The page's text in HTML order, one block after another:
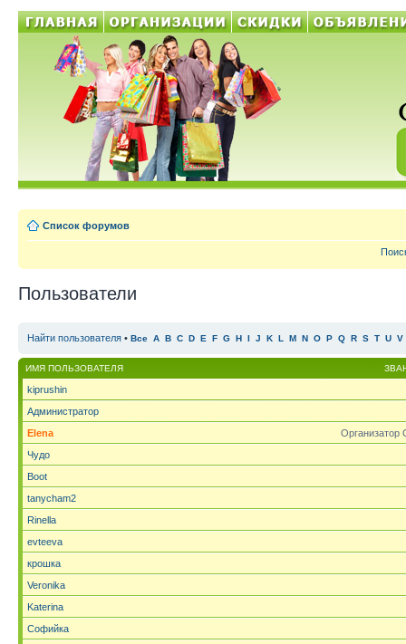
Список форумов
Пользователи
Найти пользователя • Все A B C D E F G H I J K L M N O P Q R S T U V
ИМЯ ПОЛЬЗОВАТЕЛЯ
kiprushin
Администратор
Организатор
Elena
Чудо
Boot
tanycham2
Rinella
evteeva
крошка
Veronika
Katerina
Софийка